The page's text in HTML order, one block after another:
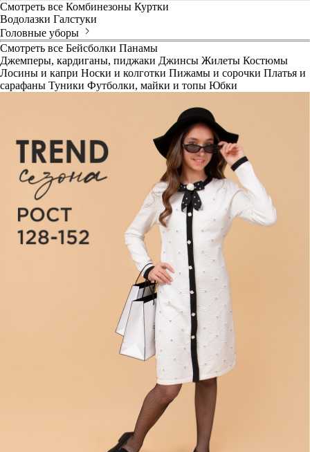
Смотреть все Комбинезоны Куртки
Водолазки Галстуки
Головные уборы
Смотреть все Бейсболки Панамы
Джемперы, кардиганы, пиджаки Джинсы Жилеты Костюмы
Лосины и капри Носки и колготки Пижамы и сорочки Платья и
сарафаны Туники Футболки, майки и топы Юбки